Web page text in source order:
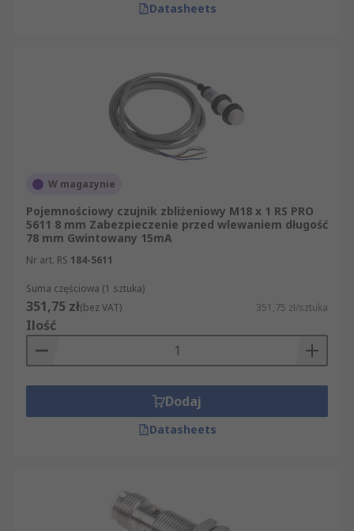
Datasheets
W magazynie
Pojemnościowy czujnik zbliżeniowy M18 x 1 RS PRO
5611 8 mm Zabezpieczenie przed wlewaniem długość
78 mm Gwintowany 15mA
Nr art. RS 184-5611
Suma częściowa (1 sztuka)
351,75 zł(bez VAT) 351,75 zł/sztuka
Ilość
Dodaj
Datasheets